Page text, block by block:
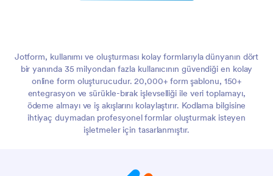
Jotform, kullanımı ve oluşturması kolay formlarıyla dünyanın dört
bir yanında 35 milyondan fazla kullanıcının güvendiği en kolay
online form oluşturucudur. 20,000+ form şablonu, 150+
entegrasyon ve sürükle-bırak işlevselliği ile veri toplamayı,
ödeme almayı ve iş akışlarını kolaylaştırır. Kodlama bilgisine
ihtiyaç duymadan profesyonel formlar oluşturmak isteyen
işletmeler için tasarlanmıştır.